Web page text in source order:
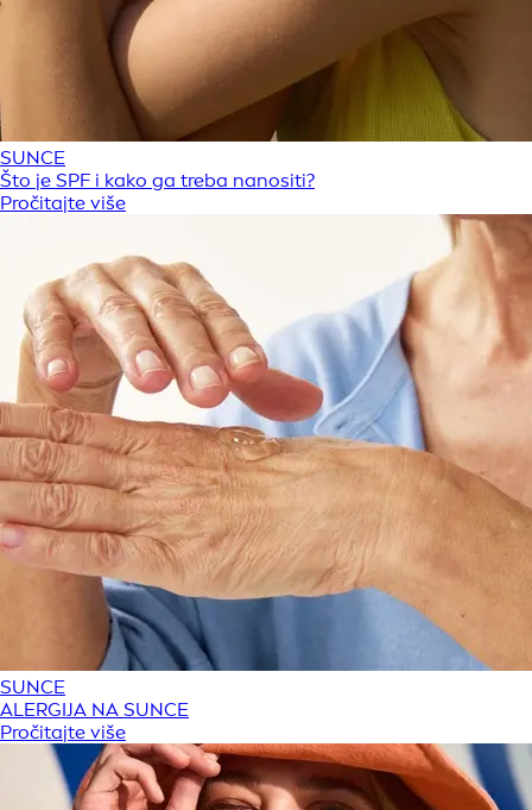
SUNCE
Što je SPF i kako ga treba nanositi?
Pročitajte više
SUNCE
ALERGIJA NA SUNCE
Pročitajte više